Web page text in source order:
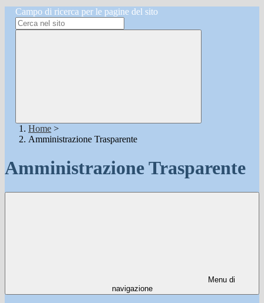
Campo di ricerca per le pagine del sito
Home >
Amministrazione Trasparente
Amministrazione Trasparente
Menu di
navigazione